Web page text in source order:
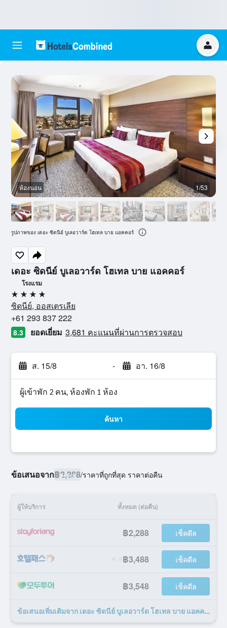
เดอะ ซิดนีย์ บูเลอวาร์ด โฮเทล บาย แอคคอร์
โรงแรม
4 ดาว
ซิดนีย์, ออสเตรเลีย
+61 293 837 222
8.3 ยอดเยี่ยม 3,681 คะแนนที่ผ่านการตรวจสอบ
ส. 15/8 - อา. 16/8
ผู้เข้าพัก 2 คน, ห้องพัก 1 ห้อง
ค้นหา
ข้อเสนอจาก฿2,288/ราคาที่ถูกที่สุด ราคาต่อคืน
ผู้ให้บริการ ทั้งหมด (ต่อคืน)
฿2,288 เช็คดีล
฿3,488 เช็คดีล
฿3,548 เช็คดีล
ข้อเสนอเพิ่มเติมจาก เดอะ ซิดนีย์ บูเลอวาร์ด โฮเทล บาย แอคคอร์ 63 รายการ
ห้องนอน 1/53
รูปภาพของ เดอะ ซิดนีย์ บูเลอวาร์ด โฮเทล บาย แอคคอร์